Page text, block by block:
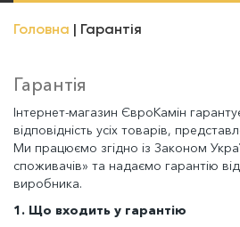
ЕЛЕКТРОКАМІНИ
АКСЕСУАРИ
ХІМІЯ
МОНТАЖ
ЕНЕРГОСИСТЕМИ
Головна Гарантія
Гарантія
Інтернет-магазин ЄвроКамін
відповідність усіх товарів,
Ми працюємо згідно із Законом
споживачів» та надаємо гарантію
виробника.
1. Що входить у гарантію